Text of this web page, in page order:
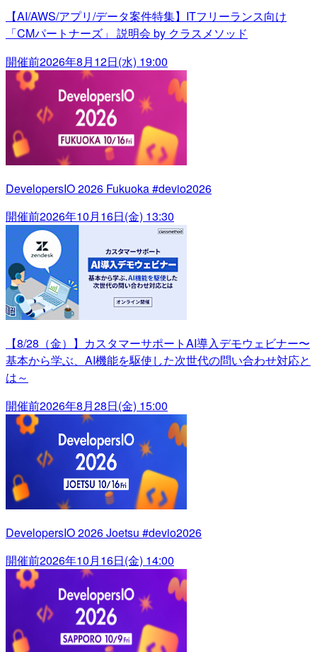
【AI/AWS/アプリ/データ案件特集】ITフリーランス向け
「CMパートナーズ」 説明会 by クラスメソッド
開催前2026年8月12日(水) 19:00
DevelopersIO 2026 Fukuoka #devio2026
開催前2026年10月16日(金) 13:30
【8/28（金）】カスタマーサポートAI導入デモウェビナー〜
基本から学ぶ、AI機能を駆使した次世代の問い合わせ対応と
は～
開催前2026年8月28日(金) 15:00
DevelopersIO 2026 Joetsu #devio2026
開催前2026年10月16日(金) 14:00